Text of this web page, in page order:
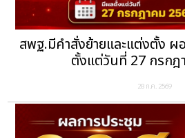
สพฐ.มีคำสั่งย้ายและแต่งตั้ง
ตั้งแต่วันที่ 27 กรกฎ
28 ก.ค. 2569